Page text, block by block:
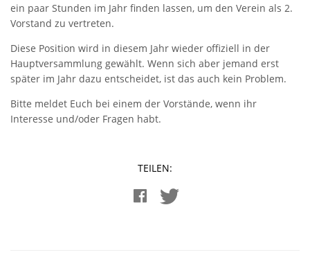
ein paar Stunden im Jahr finden lassen, um den Verein als 2.
Vorstand zu vertreten.
Diese Position wird in diesem Jahr wieder offiziell in der
Hauptversammlung gewählt. Wenn sich aber jemand erst
später im Jahr dazu entscheidet, ist das auch kein Problem.
Bitte meldet Euch bei einem der Vorstände, wenn ihr
Interesse und/oder Fragen habt.
TEILEN: